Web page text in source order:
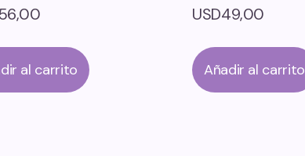
al carrito
USD49,00
Añadir al carrito